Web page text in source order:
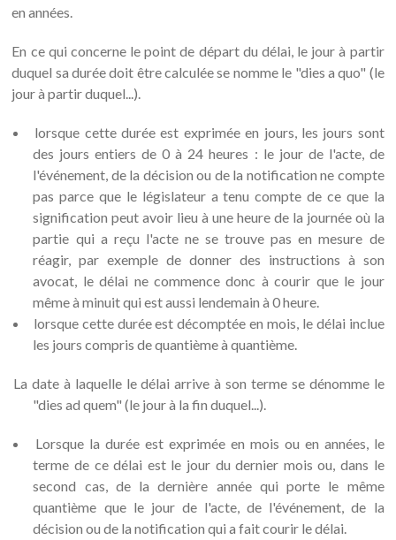
en années.
En ce qui concerne le point de départ du délai, le jour à partir
duquel sa durée doit être calculée se nomme le "dies a quo" (le
jour à partir duquel...).
lorsque cette durée est exprimée en jours, les jours sont
des jours entiers de 0 à 24 heures : le jour de l'acte, de
l'événement, de la décision ou de la notification ne compte
pas parce que le législateur a tenu compte de ce que la
signification peut avoir lieu à une heure de la journée où la
partie qui a reçu l'acte ne se trouve pas en mesure de
réagir, par exemple de donner des instructions à son
avocat, le délai ne commence donc à courir que le jour
même à minuit qui est aussi lendemain à 0 heure.
lorsque cette durée est décomptée en mois, le délai inclue
les jours compris de quantième à quantième.
La date à laquelle le délai arrive à son terme se dénomme le
"dies ad quem" (le jour à la fin duquel...).
Lorsque la durée est exprimée en mois ou en années, le
terme de ce délai est le jour du dernier mois ou, dans le
second cas, de la dernière année qui porte le même
quantième que le jour de l'acte, de l'événement, de la
décision ou de la notification qui a fait courir le délai.